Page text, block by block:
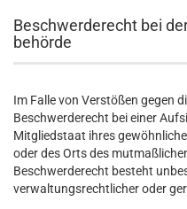
Beschwerde­recht bei
behörde
Im Falle von Verstößen gegen
Beschwerderecht bei einer
Mitgliedstaat ihres
oder des Orts des
Beschwerderecht besteht
verwaltungsrechtlicher oder